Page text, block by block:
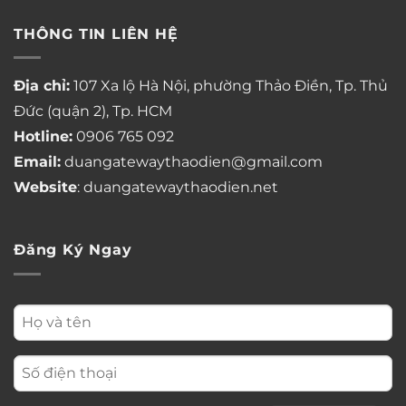
THÔNG TIN LIÊN HỆ
Địa chỉ: 107 Xa lộ Hà Nội, phường Thảo Điền, Tp. Thủ
Đức (quận 2), Tp. HCM
Hotline: 0906 765 092
Email: duangatewaythaodien@gmail.com
Website: duangatewaythaodien.net
Đăng Ký Ngay